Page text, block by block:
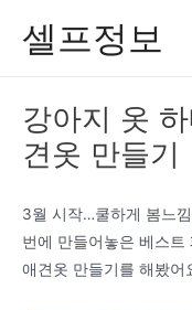
셀프정보
강아지 옷
견옷 만들기
3월 시작…쿨하게 봄느
번에 만들어놓은 베스트
애견옷 만들기를 해봤어